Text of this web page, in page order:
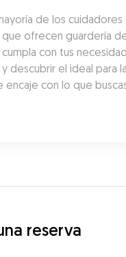
de los
ofrecen guardería
con tus
descubrir el ideal para
encaje con lo que
reserva